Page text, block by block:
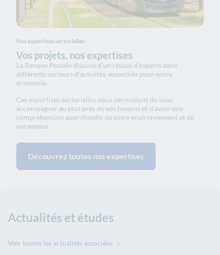
Vos projets, nos expertises
Nos expertises sectorielles
La Banque Postale dispose d’un réseau d’experts dans
différents secteurs d’activités essentiels pour notre
économie.
Ces expertises sectorielles nous permettent de vous
accompagner au plus près de vos besoins et d’avoir une
compréhension approfondie de votre environnement et de
vos enjeux
Découvrez toutes nos expertises
Actualités et études
Voir toutes les actualités associées